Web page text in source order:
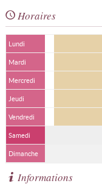
Horaires
Lundi
Mardi
Mercredi
Jeudi
Vendredi
Samedi
Dimanche
Informations